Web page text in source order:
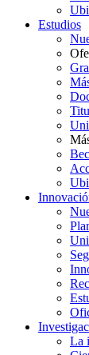
Estudios
La